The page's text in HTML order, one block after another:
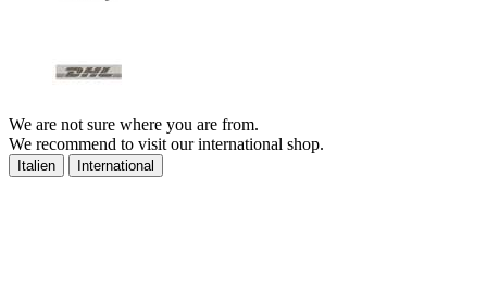
We are not sure where you are from.
We recommend to visit our international shop.
Italien International